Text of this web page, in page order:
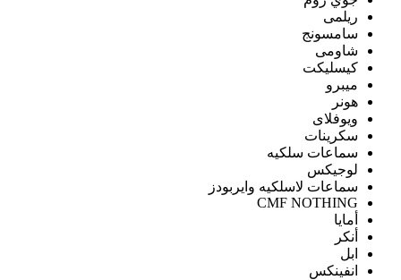
ريلمى
سامسونج
شاومى
كيسليكت
ميبرو
هونر
ويوفلاى
سكرينات
سماعات سلكيه
لوجيكس
سماعات لاسلكيه وايربودز
CMF NOTHING
أمايا
أنكر
ابل
انفينكس